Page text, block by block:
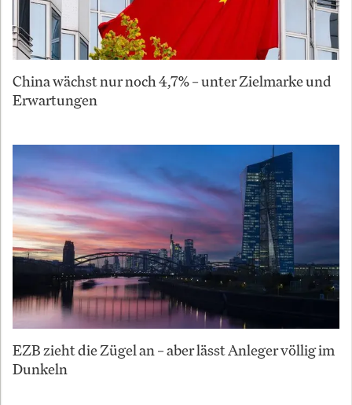
China wächst nur noch 4,7% – unter Zielmarke und
Erwartungen
EZB zieht die Zügel an – aber lässt Anleger völlig im
Dunkeln